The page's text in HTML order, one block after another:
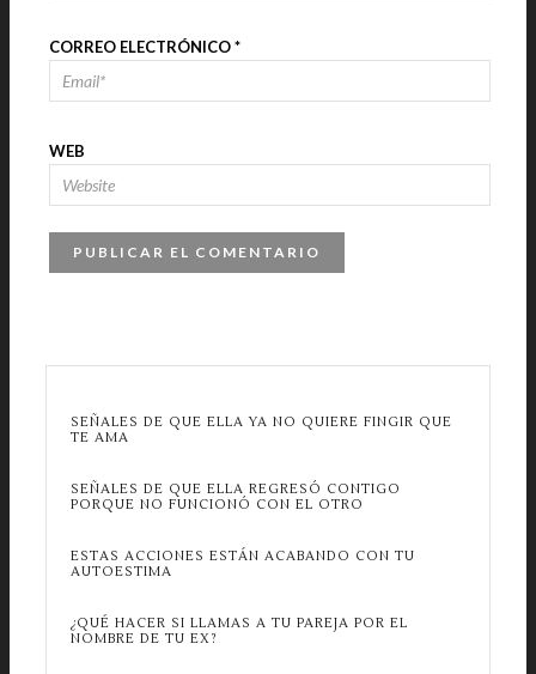
CORREO ELECTRÓNICO*
WEB
SEÑALES DE QUE ELLA YA NO QUIERE FINGIR QUE
TE AMA
SEÑALES DE QUE ELLA REGRESÓ CONTIGO
PORQUE NO FUNCIONÓ CON EL OTRO
ESTAS ACCIONES ESTÁN ACABANDO CON TU
AUTOESTIMA
¿QUÉ HACER SI LLAMAS A TU PAREJA POR EL
NOMBRE DE TU EX?